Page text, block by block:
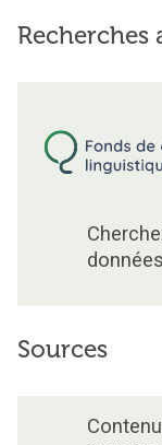
Recherches
Sources